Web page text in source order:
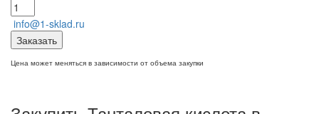
info@1-sklad.ru
Заказать
Цена может меняться в зависимости от объема закупки